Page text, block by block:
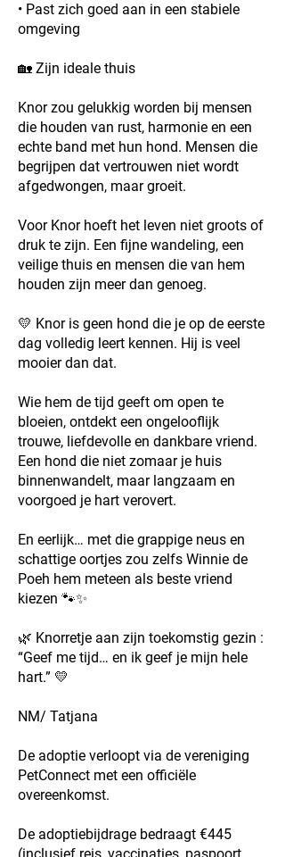
• Past zich goed aan in een stabiele
omgeving
🏡 Zijn ideale thuis
Knor zou gelukkig worden bij mensen
die houden van rust, harmonie en een
echte band met hun hond. Mensen die
begrijpen dat vertrouwen niet wordt
afgedwongen, maar groeit.
Voor Knor hoeft het leven niet groots of
druk te zijn. Een fijne wandeling, een
veilige thuis en mensen die van hem
houden zijn meer dan genoeg.
💛 Knor is geen hond die je op de eerste
dag volledig leert kennen. Hij is veel
mooier dan dat.
Wie hem de tijd geeft om open te
bloeien, ontdekt een ongelooflijk
trouwe, liefdevolle en dankbare vriend.
Een hond die niet zomaar je huis
binnenwandelt, maar langzaam en
voorgoed je hart verovert.
En eerlijk… met die grappige neus en
schattige oortjes zou zelfs Winnie de
Poeh hem meteen als beste vriend
kiezen 🐾✨
🌿 Knorretje aan zijn toekomstig gezin :
“Geef me tijd… en ik geef je mijn hele
hart.” 💛
NM/ Tatjana
De adoptie verloopt via de vereniging
PetConnect met een officiële
overeenkomst.
De adoptiebijdrage bedraagt €445